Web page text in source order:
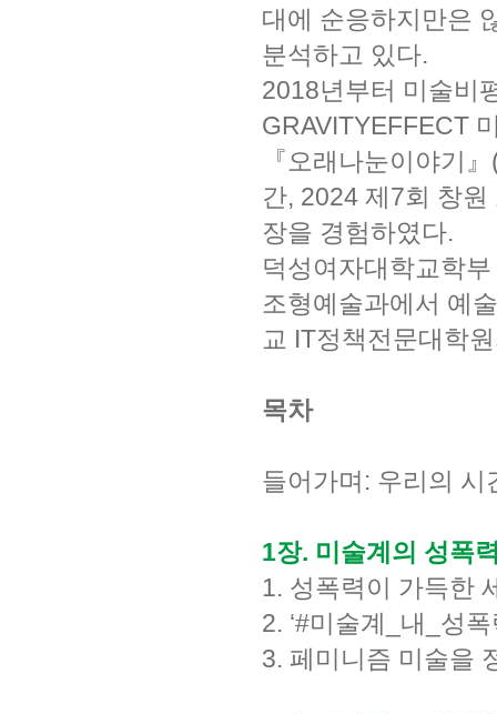
대에 순응하지만은
분석하고 있다.
2018년부터 미술비
GRAVITYEFFECT
『오래나눈이야기
간, 2024 제7회 창
장을 경험하였다.
덕성여자대학교학
조형예술과에서 예
교 IT정책전문대학
목차
들어가며: 우리의 시
1장. 미술계의 성폭
1. 성폭력이 가득한
2. ‘#미술계_내_성폭
3. 페미니즘 미술을